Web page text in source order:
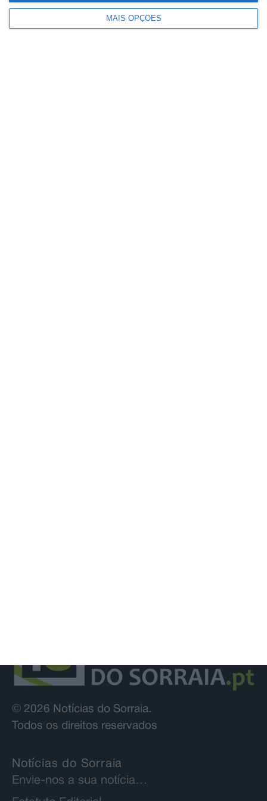
MAIS OPÇÕES
© 2026 Notícias do Sorraia.
Todos os direitos reservados
Notícias do Sorraia
Envie-nos a sua notícia…